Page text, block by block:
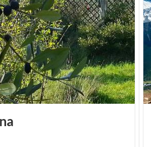
Una vez que lleguéis a
en coche, tomad el sendero (1,5
refugio, ¡no os perdáis las sabrosas